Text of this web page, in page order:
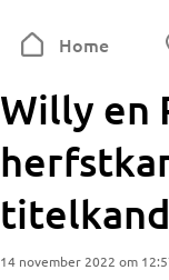
Home
Willy en
14 november 2022 om